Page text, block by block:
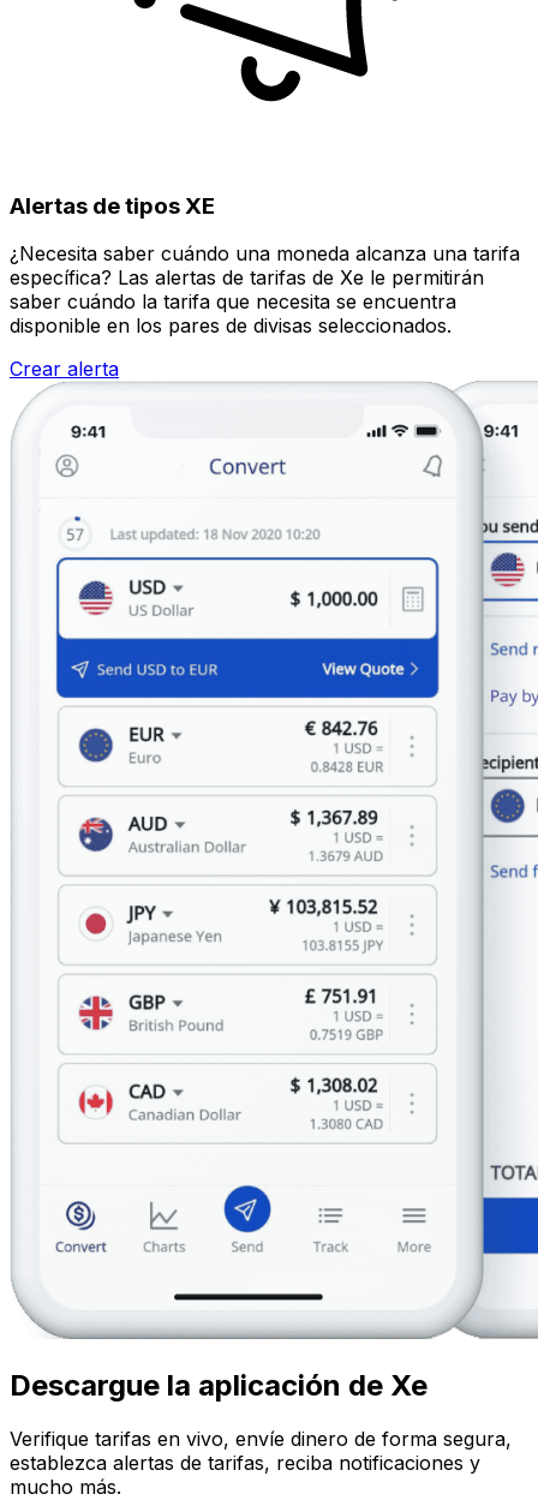
Alertas de tipos XE
¿Necesita saber cuándo una moneda alcanza una tarifa
específica? Las alertas de tarifas de Xe le permitirán
saber cuándo la tarifa que necesita se encuentra
disponible en los pares de divisas seleccionados.
Crear alerta
Descargue la aplicación de Xe
Verifique tarifas en vivo, envíe dinero de forma segura,
establezca alertas de tarifas, reciba notificaciones y
mucho más.